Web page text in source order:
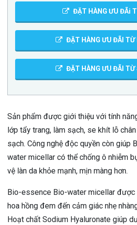
ĐẶT HÀNG ƯU ĐÃi
ĐẶT HÀNG ƯU ĐÃI TỪ
ĐẶT HÀNG ƯU ĐÃI TỪ
Sản phẩm được giới thiệu với tính
lớp tẩy trang, làm sạch, se khít lỗ
sạch. Công nghệ độc quyền còn giúp
water micellar có thể chống ô nhiễm
vệ làn da khỏe mạnh, mịn màng hơn.
Bio-essence Bio-water micellar được
hoa hồng đem đến cảm giác nhẹ
Hoạt chất Sodium Hyaluronate giúp